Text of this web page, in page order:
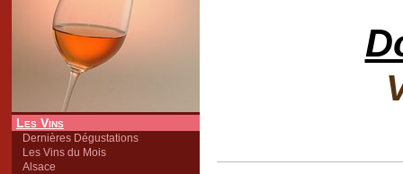
Les Vins
Dernières Dégustations
Les Vins du Mois
Alsace